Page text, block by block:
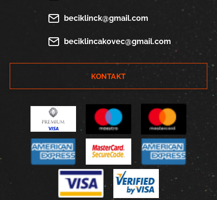
beciklinck@gmail.com
beciklincakovec@gmail.com
KONTAKT